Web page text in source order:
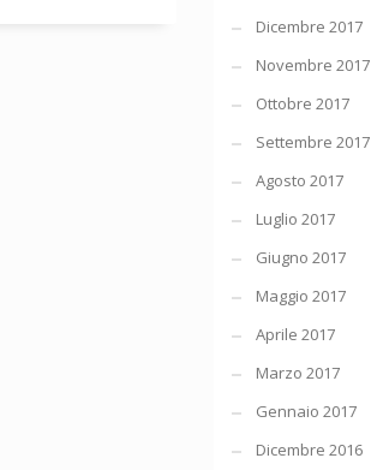
Dicembre 2017
Novembre 2017
Ottobre 2017
Settembre 2017
Agosto 2017
Luglio 2017
Giugno 2017
Maggio 2017
Aprile 2017
Marzo 2017
Gennaio 2017
Dicembre 2016